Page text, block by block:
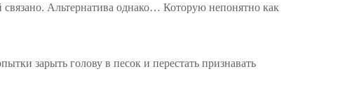
Альтернатива однако… Которую непонятно как
зарыть голову в песок и перестать признавать